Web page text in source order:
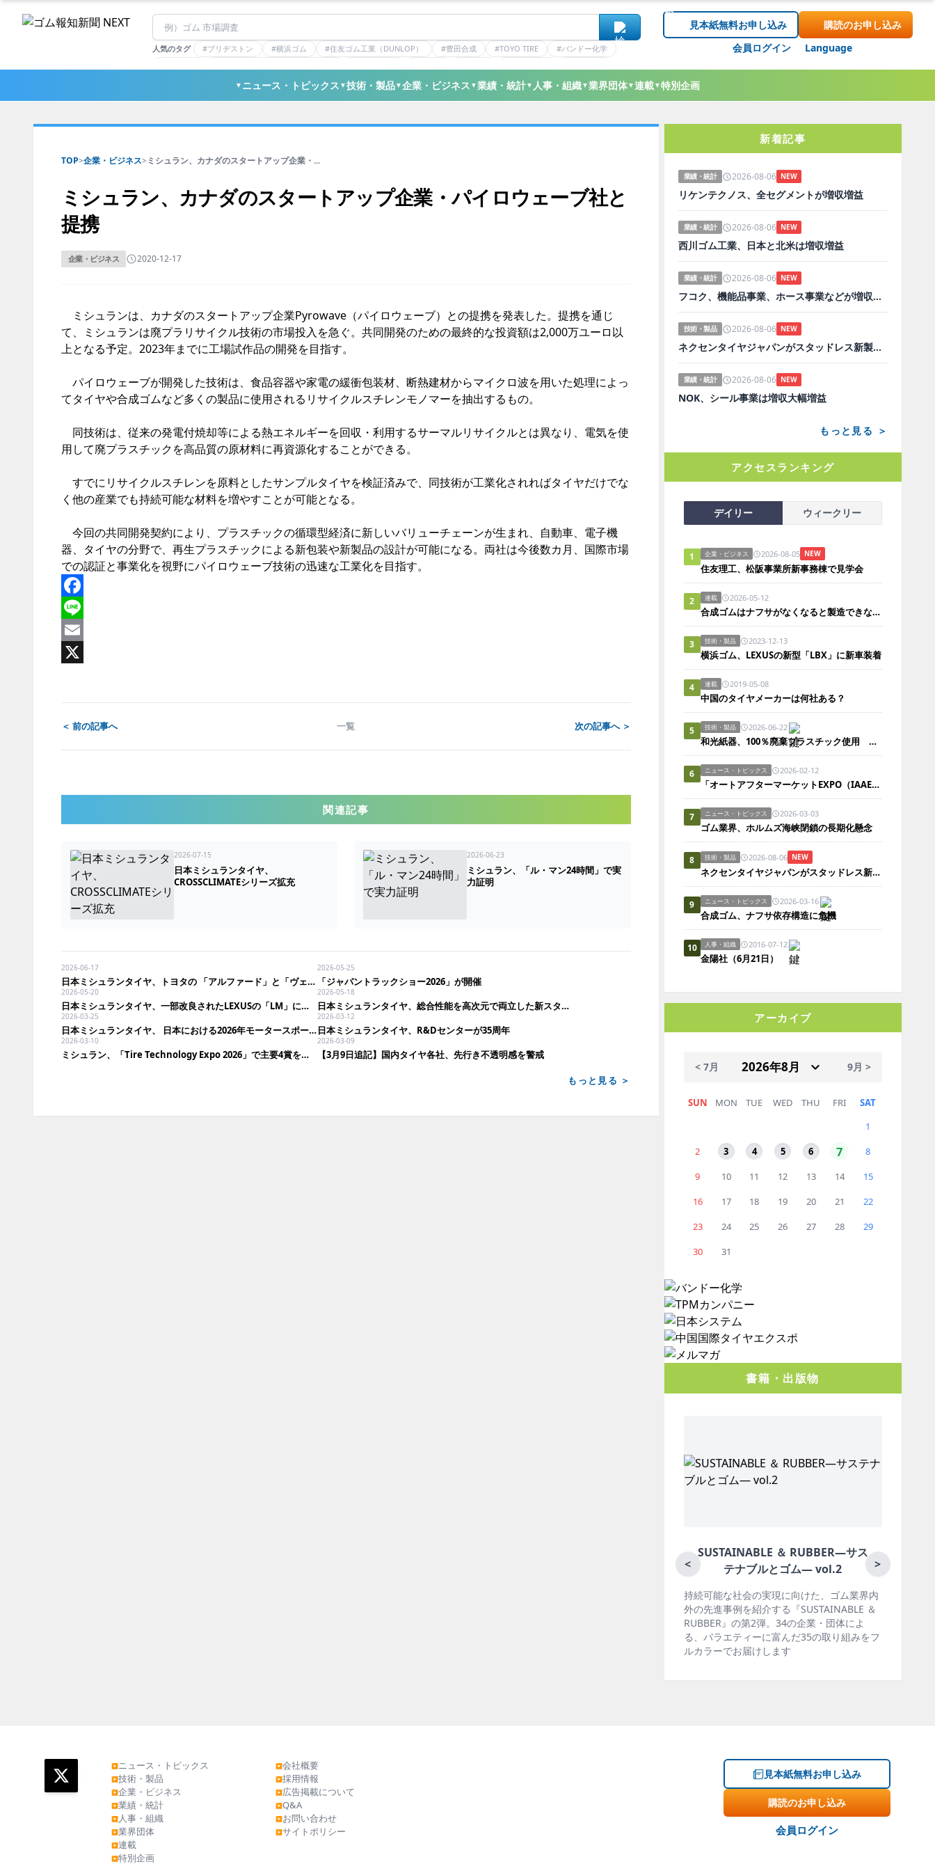
人気のタグ #ブリヂストン #横浜ゴム #住友ゴム工業（DUNLOP） #豊田合成 #TOYO TIRE
#バンドー化学
#東ソー
見本紙無料お申し込み
購読のお申し込み
会員ログイン
Language
▼ ニュース・トピックス ▼技術・製品▼企業・ビジネス ▼業績・統計▼ 人事・組織▼業界団体▼連載▼特別企画
TOP>企業・ビジネス> ミシュラン、カナダのスタートアップ企業・...
ミシュラン、カナダのスタートアップ企業・パイロウェーブ社と
提携
企業・ビジネス 2020-12-17
ミシュランは、カナダのスタートアップ企業Pyrowave（パイロウェーブ）との提携を発表した。提携を通じ
て、ミシュランは廃プラリサイクル技術の市場投入を急ぐ。共同開発のための最終的な投資額は2,000万ユーロ以
上となる予定。2023年までに工場試作品の開発を目指す。
パイロウェーブが開発した技術は、食品容器や家電の緩衝包装材、断熱建材からマイクロ波を用いた処理によっ
てタイヤや合成ゴムなど多くの製品に使用されるリサイクルスチレンモノマーを抽出するもの。
同技術は、従来の発電付焼却等による熱エネルギーを回収・利用するサーマルリサイクルとは異なり、電気を使
用して廃プラスチックを高品質の原材料に再資源化することができる。
すでにリサイクルスチレンを原料としたサンプルタイヤを検証済みで、同技術が工業化されればタイヤだけでな
く他の産業でも持続可能な材料を増やすことが可能となる。
今回の共同開発契約により、プラスチックの循環型経済に新しいバリューチェーンが生まれ、自動車、電子機
器、タイヤの分野で、再生プラスチックによる新包装や新製品の設計が可能になる。両社は今後数カ月、国際市場
での認証と事業化を視野にパイロウェーブ技術の迅速な工業化を目指す。
Facebook
Line
Email
＜ 前の記事へ 一覧 次の記事へ ＞
関連記事
2026-07-15
日本ミシュランタイヤ、
CROSSCLIMATEシリーズ拡充
2026-06-23
ミシュラン、「ル・マン24時間」で実
力証明
2026-06-17
日本ミシュランタイヤ、トヨタの 「アルファード」と「ヴェルファイア」に純正装着
2026-05-25
「ジャパントラックショー2026」が開催
2026-05-20
日本ミシュランタイヤ、一部改良されたLEXUSの「LM」に純正装着
2026-05-18
日本ミシュランタイヤ、総合性能を高次元で両立した新スタッドレス「X－ICE SNOW+」投入
2026-03-25
日本ミシュランタイヤ、 日本における2026年モータースポーツ活動を発表
2026-03-12
日本ミシュランタイヤ、R&Dセンターが35周年
2026-03-10
ミシュラン、「Tire Technology Expo 2026」で主要4賞を同時受賞
2026-03-09
【3月9日追記】国内タイヤ各社、先行き不透明感を警戒
もっと見る ＞
新着記事
業績・統計 2026-08-06 NEW
リケンテクノス、全セグメントが増収増益
業績・統計 2026-08-06 NEW
西川ゴム工業、日本と北米は増収増益
業績・統計 2026-08-06 NEW
フコク、機能品事業、ホース事業などが増収増益
技術・製品 2026-08-06 NEW
ネクセンタイヤジャパンがスタッドレス新製品、日本市場にらみ開発
業績・統計 2026-08-06 NEW
NOK、シール事業は増収大幅増益
もっと見る ＞
アクセスランキング
デイリー ウィークリー
1 企業・ビジネス 2026-08-05 NEW
住友理工、松阪事業所新事務棟で見学会
2 連載 2026-05-12
合成ゴムはナフサがなくなると製造できないのか？
3 技術・製品 2023-12-13
横浜ゴム、LEXUSの新型「LBX」に新車装着
4 連載 2019-05-08
中国のタイヤメーカーは何社ある？
5 技術・製品 2026-06-22
和光紙器、100％廃棄プラスチック使用 包装資材「ポリエコレン」
6 ニュース・トピックス 2026-02-12
「オートアフターマーケットEXPO（IAAE）2026」開幕
7 ニュース・トピックス 2026-03-03
ゴム業界、ホルムズ海峡閉鎖の長期化懸念
8 技術・製品 2026-08-06 NEW
ネクセンタイヤジャパンがスタッドレス新製品、日本市場にらみ開発
9 ニュース・トピックス 2026-03-16
合成ゴム、ナフサ依存構造に危機
10 人事・組織 2016-07-12
金陽社（6月21日）
アーカイブ
< 7月 9月 >
SUN MON TUE WED THU FRI
SAT
1
2
3 4 5 6 7
8
9
10 11 12 13 14
15
16
17 18 19 20 21
22
23
24 25 26 27 28
29
30
31
書籍・出版物
< >
SUSTAINABLE ＆ RUBBER―サス
テナブルとゴム― vol.2
持続可能な社会の実現に向けた、ゴム業界内
外の先進事例を紹介する『SUSTAINABLE ＆
RUBBER』の第2弾。34の企業・団体によ
る、バラエティーに富んだ35の取り組みをフ
ルカラーでお届けします
月刊ラバーイ
ゴム報知新聞の姉
製品・市場分野別
材料動向、設備・
ー、海外企業情報
▶ニュース・トピックス
▶技術・製品
▶企業・ビジネス
▶業績・統計
▶人事・組織
▶業界団体
▶連載
▶特別企画
▶会社概要
▶採用情報
▶広告掲載について
▶Q&A
▶お問い合わせ
▶サイトポリシー
見本紙無料お申し込み
購読のお申し込み
会員ログイン